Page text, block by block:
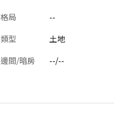
格局
--
類型
土地
邊間/暗房
--/--